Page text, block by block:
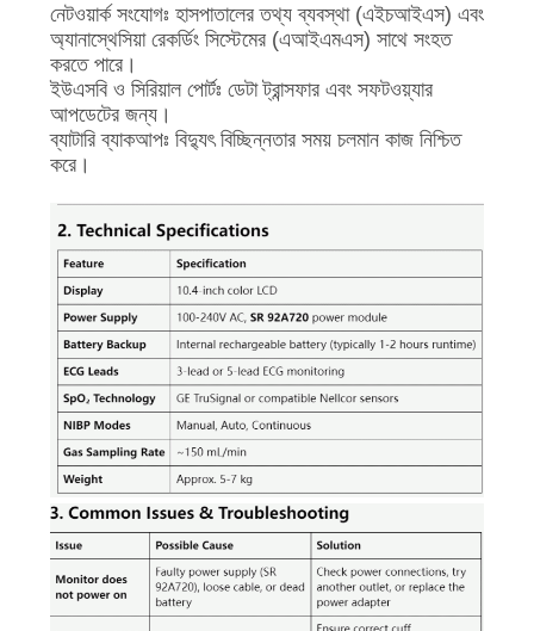
PRIVACY
POLICY
নেটওয়ার্ক সংযোগঃ হাসপাতালের তথ্য ব্যবস্থা (এইচআইএস) এবং
অ্যানাস্থেসিয়া রেকর্ডিং সিস্টেমের (এআইএমএস) সাথে সংহত
করতে পারে।
ইউএসবি ও সিরিয়াল পোর্টঃ ডেটা ট্রান্সফার এবং সফটওয়্যার
আপডেটের জন্য।
ব্যাটারি ব্যাকআপঃ বিদ্যুৎ বিচ্ছিন্নতার সময় চলমান কাজ নিশ্চিত
করে।